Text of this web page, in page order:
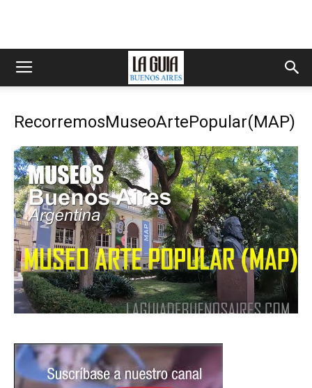
RecorremosMuseoArtePopular(MAP)